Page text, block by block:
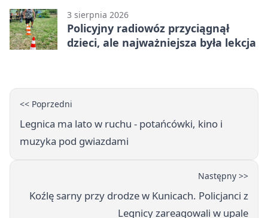
3 sierpnia 2026
Policyjny radiowóz przyciągnął
dzieci, ale najważniejsza była lekcja
<< Poprzedni
Legnica ma lato w ruchu - potańcówki, kino i
muzyka pod gwiazdami
Następny >>
Koźlę sarny przy drodze w Kunicach. Policjanci z
Legnicy zareagowali w upale